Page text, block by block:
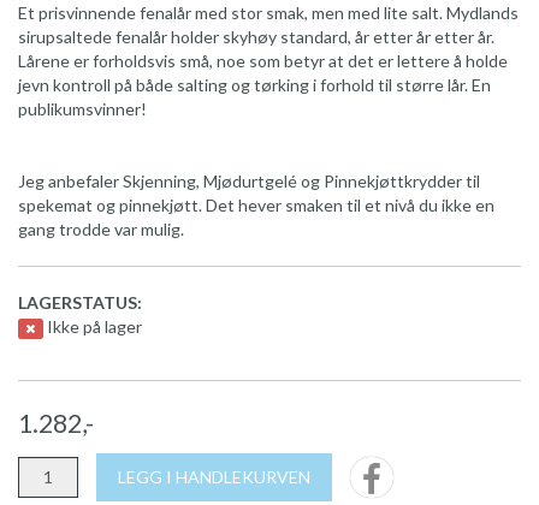
Et prisvinnende fenalår med stor smak, men med lite salt. Mydlands
sirupsaltede fenalår holder skyhøy standard, år etter år etter år.
Lårene er forholdsvis små, noe som betyr at det er lettere å holde
jevn kontroll på både salting og tørking i forhold til større lår. En
publikumsvinner!
Jeg anbefaler Skjenning, Mjødurtgelé og Pinnekjøttkrydder til
spekemat og pinnekjøtt. Det hever smaken til et nivå du ikke en
gang trodde var mulig.
LAGERSTATUS:
Ikke på lager
1.282,-
LEGG I HANDLEKURVEN